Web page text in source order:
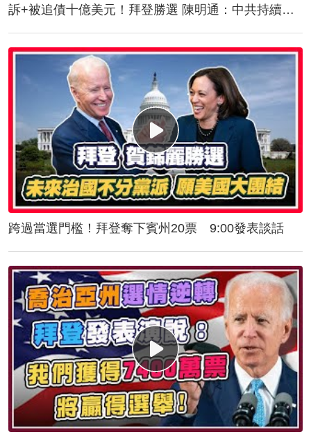
訴+被追債十億美元！拜登勝選 陳明通：中共持續對
跨過當選門檻！拜登奪下賓州20票 9:00發表談話